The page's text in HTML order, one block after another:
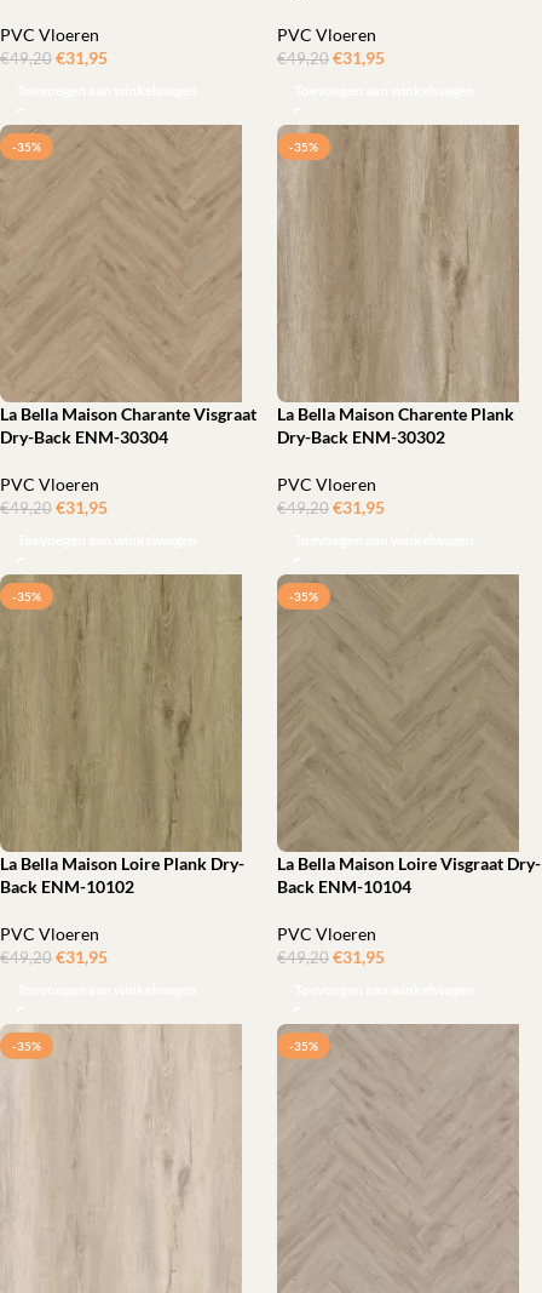
PVC Vloeren
€49,20 €31,95
PVC Vloeren
€49,20 €31,95
-35%
La Bella Maison Charante Visgraat
Dry-Back ENM-30304
PVC Vloeren
€49,20 €31,95
-35%
La Bella Maison Charente Plank
Dry-Back ENM-30302
PVC Vloeren
€49,20 €31,95
-35%
La Bella Maison Loire Plank Dry-
Back ENM-10102
PVC Vloeren
€49,20 €31,95
-35%
La Bella Maison Loire Visgraat Dry-
Back ENM-10104
PVC Vloeren
€49,20 €31,95
-35% -35%